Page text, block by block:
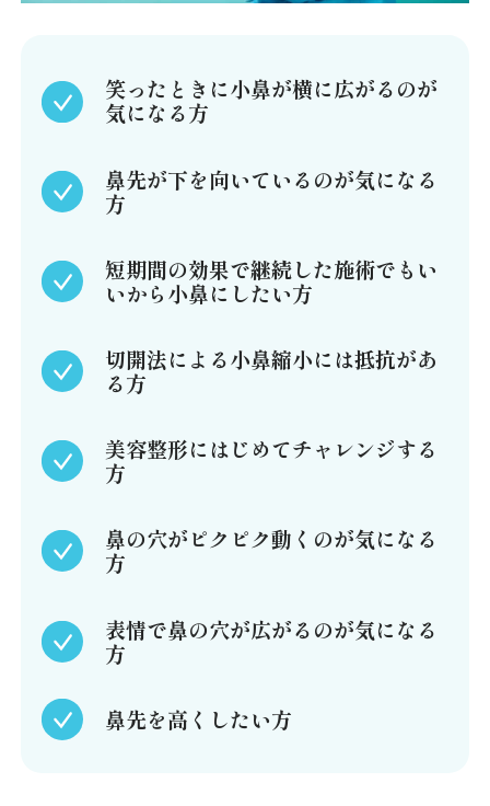
笑ったときに小鼻が横に広がるのが
気になる方
鼻先が下を向いているのが気になる
方
短期間の効果で継続した施術でもい
いから小鼻にしたい方
切開法による小鼻縮小には抵抗があ
る方
美容整形にはじめてチャレンジする
方
鼻の穴がピクピク動くのが気になる
方
表情で鼻の穴が広がるのが気になる
方
鼻先を高くしたい方